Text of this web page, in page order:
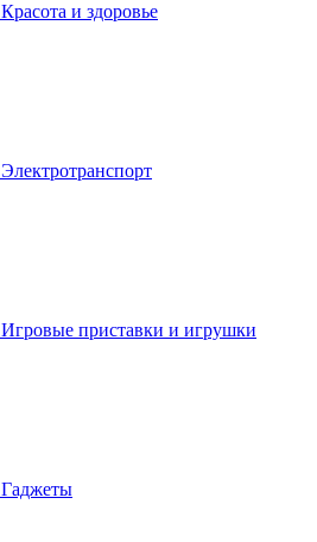
Красота и здоровье
Электротранспорт
Игровые приставки и игрушки
Гаджеты